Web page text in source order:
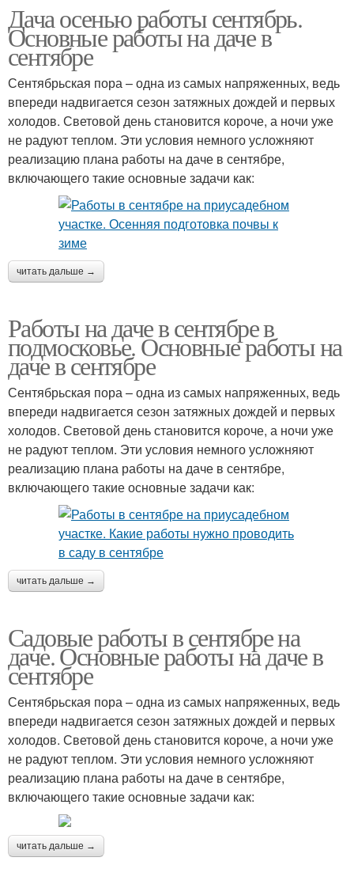
Дача осенью работы сентябрь.
Основные работы на даче в
сентябре
Сентябрьская пора – одна из самых напряженных, ведь
впереди надвигается сезон затяжных дождей и первых
холодов. Световой день становится короче, а ночи уже
не радуют теплом. Эти условия немного усложняют
реализацию плана работы на даче в сентябре,
включающего такие основные задачи как:
читать дальше →
Работы на даче в сентябре в
подмосковье. Основные работы на
даче в сентябре
Сентябрьская пора – одна из самых напряженных, ведь
впереди надвигается сезон затяжных дождей и первых
холодов. Световой день становится короче, а ночи уже
не радуют теплом. Эти условия немного усложняют
реализацию плана работы на даче в сентябре,
включающего такие основные задачи как:
читать дальше →
Садовые работы в сентябре на
даче. Основные работы на даче в
сентябре
Сентябрьская пора – одна из самых напряженных, ведь
впереди надвигается сезон затяжных дождей и первых
холодов. Световой день становится короче, а ночи уже
не радуют теплом. Эти условия немного усложняют
реализацию плана работы на даче в сентябре,
включающего такие основные задачи как:
читать дальше →